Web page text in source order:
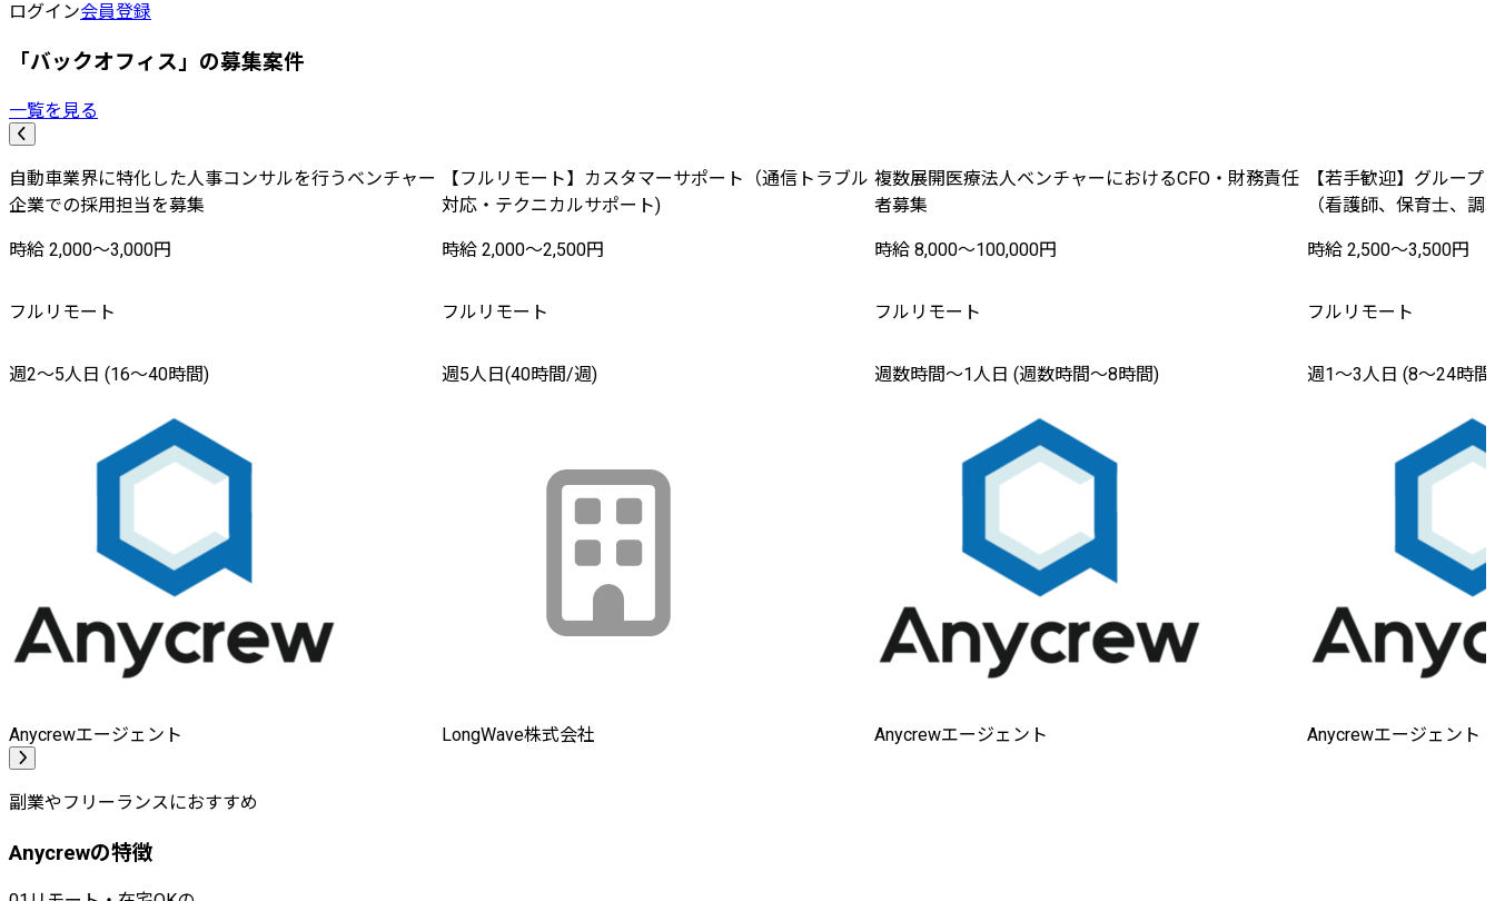
ログイン会員登録
「バックオフィス」の募集案件
一覧を見る
自動車業界に特化した人事コンサルを行うベンチャー
企業での採用担当を募集
時給 2,000〜3,000円
フルリモート
週2〜5人日 (16〜40時間)
Anycrewエージェント
【フルリモート】カスタマーサポート（通信トラブル
対応・テクニカルサポート)
時給 2,000〜2,500円
フルリモート
週5人日(40時間/週)
LongWave株式会社
複数展開医療法人ベンチャーにおけるCFO・財務責任
者募集
時給 8,000〜100,000円
フルリモート
週数時間〜1人日 (週数時間〜8時間)
Anycrewエージェント
【若手歓迎】グルー
（看護師、保育士、調
時給 2,500〜3,500円
フルリモート
週1〜3人日 (8〜24時間
Anycrewエージェント
副業やフリーランスにおすすめ
Anycrewの特徴